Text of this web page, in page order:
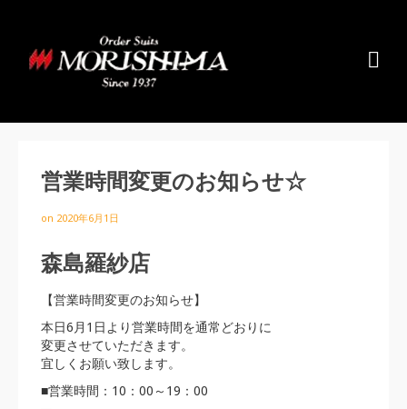
営業時間変更のお知らせ☆
on 2020年6月1日
森島羅紗店
【営業時間変更のお知らせ】
本日6月1日より営業時間を通常どおりに
変更させていただきます。
宜しくお願い致します。
■営業時間：10：00～19：00